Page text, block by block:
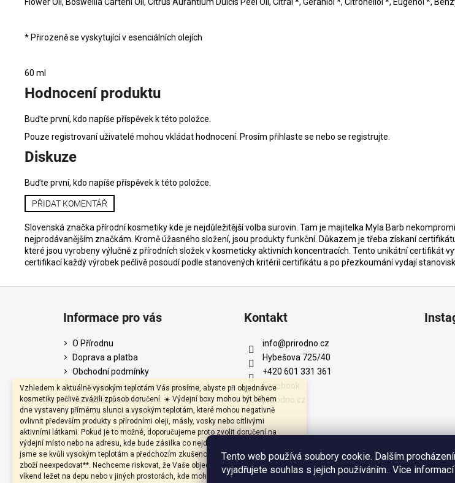
Tento web používá soubory cookie. Dalším
vyjadřujete souhlas s jejich používáním.. Více informací
Vzhledem k aktuálně vysokým teplotám Vás prosíme, abyste při objednávce
kosmetiky pečlivě zvážili způsob doručení. ☀️ Výdejní boxy mohou být během
dne vystaveny přímému slunci a vysokým teplotám, které mohou negativně
ovlivnit především produkty s přírodními oleji, másly, vosky nebo citlivými
aktivními látkami. Pokud je to možné, doporučujeme proto zvolit doručení na
výdejní místo nebo na adresu, kde bude zásilka co nejdříve převzata. Zároveň
jsme se kvůli vysokým teplotám a předchozím zkušenostem rozhodli **v pátky
zboží neexpedovat**. Nechceme riskovat, že Vaše objednávka zůstane přes
víkend ležet na depu nebo v jiných prostorách, kde mohou teploty vystoupat
* Přirozeně se vyskytující v esenciálních olejích
60 ml
Hodnocení produktu
Buďte první, kdo napíše příspěvek k této položce.
Pouze registrovaní uživatelé mohou vkládat hodnocení. Prosím přihlaste se nebo se registrujte
Diskuze
Buďte první, kdo napíše příspěvek k této položce.
PŘIDAT KOMENTÁŘ
Slovenská značka přírodní kosmetiky kde je nejdůležitější volba surovin. Tam je majitelka Myla Barb
nejprodávanějším značkám. Kromě úžasného složení, jsou produkty funkční. Důkazem je třeba získaní
které jsou vyrobeny výlučně z přírodních složek v kosmeticky aktivních koncentracích. Tento unikátní certifikát
certifikací každý výrobek pečlivě posoudí podle stanovených kritérií certifikátu a po přezkoumání vydají
Informace pro vás
O Přírodnu
Doprava a platba
Obchodní podmínky
Podmínky ochrany osobních údajů
Věrnostní program
Hodnocení obchodu
Vrácení a reklamace
Kontakt
info@prirodno.cz
Hybešova 725/40
+420 601 331 361
Facebook
prirodno.cz